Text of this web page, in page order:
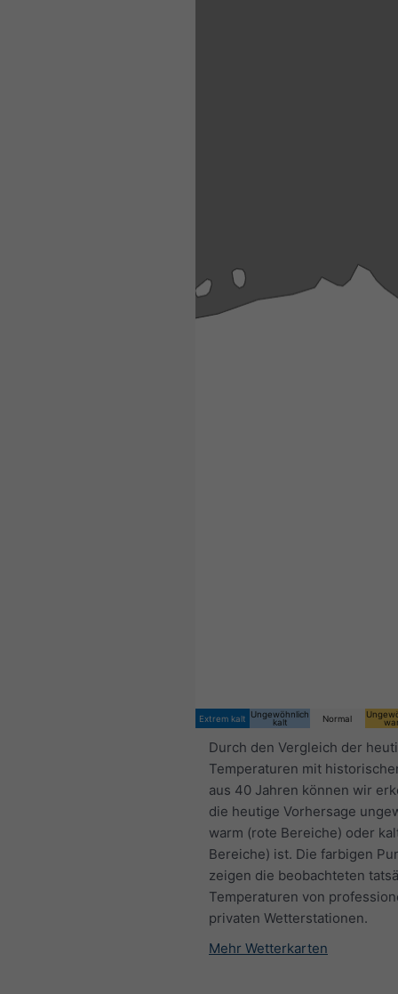
Extrem kalt
Ungewöhnlich
kalt
Normal
Durch den Vergleich der
Temperaturen mit
aus 40 Jahren können wir
die heutige Vorhersage
warm (rote Bereiche) oder
Bereiche) ist. Die farbigen
zeigen die beobachteten
Temperaturen von
privaten Wetterstationen.
Mehr Wetterkarten